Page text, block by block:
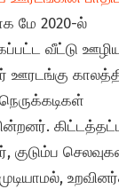
மே 2020-ல்
வீட்டு
ஊரடங்கு
குடும்ப